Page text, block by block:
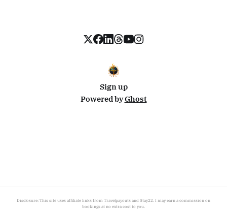
Sign up
Powered byGhost
Disclosure: This site uses affiliate links from Travelpayouts and Stay22. I may earn a commission on
bookings at no extra cost to you.